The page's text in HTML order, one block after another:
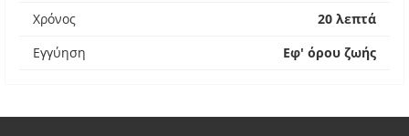
Χρόνος
20 λεπτά
Εγγύηση
Εφ' όρου ζωής